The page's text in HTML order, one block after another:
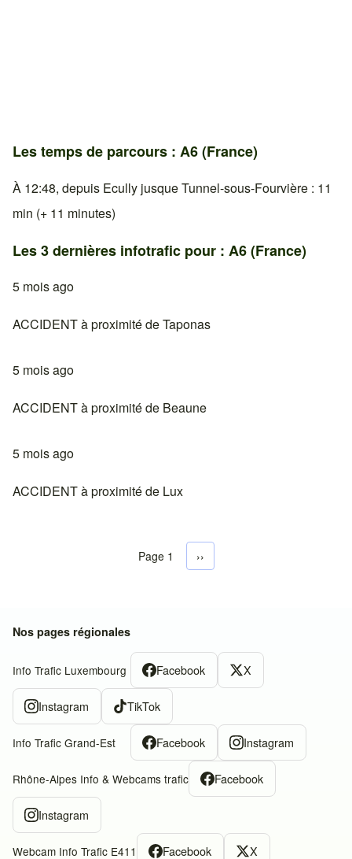
Les temps de parcours : A6 (France)
À 12:48, depuis Ecully jusque Tunnel-sous-Fourvière : 11
min (+ 11 minutes)
Les 3 dernières infotrafic pour : A6 (France)
5 mois ago
ACCIDENT à proximité de Taponas
5 mois ago
ACCIDENT à proximité de Beaune
5 mois ago
ACCIDENT à proximité de Lux
Pagination
Page 1 Next page
››
Nos pages régionales
Info Trafic Luxembourg Facebook X
Instagram TikTok
Info Trafic Grand-Est Facebook Instagram
Rhône-Alpes Info & Webcams trafic Facebook
Instagram
Webcam Info Trafic E411 Facebook X